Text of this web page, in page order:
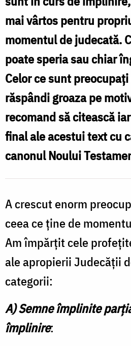
mai vârtos pentru
momentul de judecată.
poate speria sau chiar
Celor ce sunt
răspândi groaza pe
recomand să citească
final ale acestui text cu
canonul Noului
A crescut enorm
ceea ce ține de
Am împărțit cele
ale apropierii Judecății
categorii:
A) Semne împlinite
împlinire: